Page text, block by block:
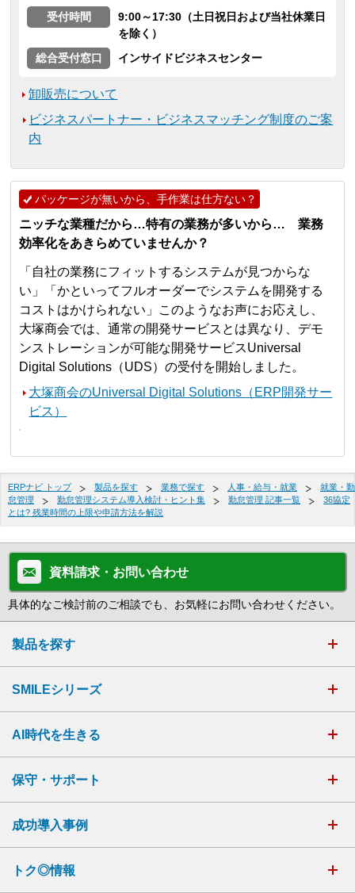
受付時間
9:00～17:30（土日祝日および当社休業日
を除く）
総合受付窓口
インサイドビジネスセンター
卸販売について
ビジネスパートナー・ビジネスマッチング制度のご案
内
パッケージが無いから、手作業は仕方ない？
ニッチな業種だから…特有の業務が多いから… 業務
効率化をあきらめていませんか？
「自社の業務にフィットするシステムが見つからな
い」「かといってフルオーダーでシステムを開発する
コストはかけられない」このようなお声にお応えし、
大塚商会では、通常の開発サービスとは異なり、デモ
ンストレーションが可能な開発サービスUniversal
Digital Solutions（UDS）の受付を開始しました。
大塚商会のUniversal Digital Solutions（ERP開発サー
ビス）
ERPナビ トップ 製品を探す 業務で探す 人事・給与・就業
就業・勤
怠管理
勤怠管理システム導入検討・ヒント集 勤怠管理 記事一覧
36協定
とは? 残業時間の上限や申請方法を解説
資料請求・お問い合わせ
具体的なご検討前のご相談でも、お気軽にお問い合わせください。
製品を探す
SMILEシリーズ
AI時代を生きる
保守・サポート
成功導入事例
トク◎情報